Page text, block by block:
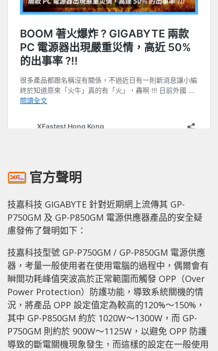
官方聲明
技嘉科技 GIGABYTE 針對近期網上流傳其 GP-
P750GM 及 GP-P850GM 電源供應器產品的安全疑
慮發佈了聲明如下：
技嘉科技型號 GP-P750GM / GP-P850GM 電源供應
器，考量一般使用者在使用電腦的過程中，偶爾會有
瞬間功耗峰值突波高於正常範圍而觸發 OPP（Over
Power Protection）防護功能，導致系統關機的情
況，將產品 OPP 設定值定為較高的120%～150%，
其中 GP-P850GM 約於 1020W～1300W，而 GP-
P750GM 則約於 900W～1125W，以避免 OPP 防護
導致的斷電關機現象發生，而這樣的設定在一般使用